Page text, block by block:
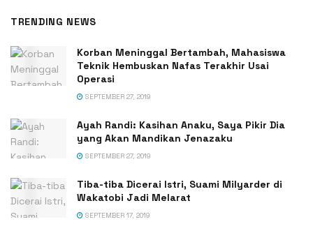
TRENDING NEWS
Korban Meninggal Bertambah, Mahasiswa
Teknik Hembuskan Nafas Terakhir Usai
Operasi
SEPTEMBER 27, 2019
Ayah Randi: Kasihan Anaku, Saya Pikir Dia
yang Akan Mandikan Jenazaku
SEPTEMBER 27, 2019
Tiba-tiba Dicerai Istri, Suami Milyarder di
Wakatobi Jadi Melarat
SEPTEMBER 17, 2019